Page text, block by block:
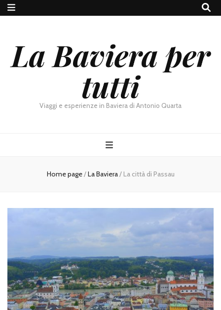
La Baviera per
tutti
Viaggi e esperienze in Baviera di Antonio Quarta
Home page/La Baviera/ La città di Passau